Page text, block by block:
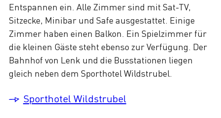
Entspannen ein. Alle Zimmer sind mit Sat-TV,
Sitzecke, Minibar und Safe ausgestattet. Einige
Zimmer haben einen Balkon. Ein Spielzimmer für
die kleinen Gäste steht ebenso zur Verfügung. Der
Bahnhof von Lenk und die Busstationen liegen
gleich neben dem Sporthotel Wildstrubel.
Sporthotel Wildstrubel